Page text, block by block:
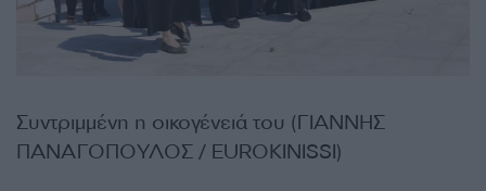
Συντριμμένη η οικογένειά του (ΓΙΑΝΝΗΣ
ΠΑΝΑΓΟΠΟΥΛΟΣ / EUROKINISSI)